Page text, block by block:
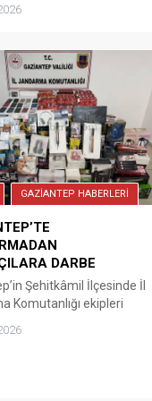
projesi kapsamında
ziyaret ediyor.
Nurdağı İlçe Sosyal
Müdürlüğü
evlenecek gençlerin
projesi kapsamında
ve çocuk sahibi olan
ziyaret ediyorlar.
GAZİANTEP HABERLERİ
DARBE
Şehitkâmil İlçesinde İl
Komutanlığı ekipleri
düzenlenen
piyasa değeri 1 milyon